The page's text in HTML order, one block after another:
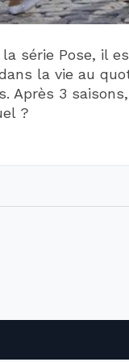
série Pose, il
la vie au
Après 3
?